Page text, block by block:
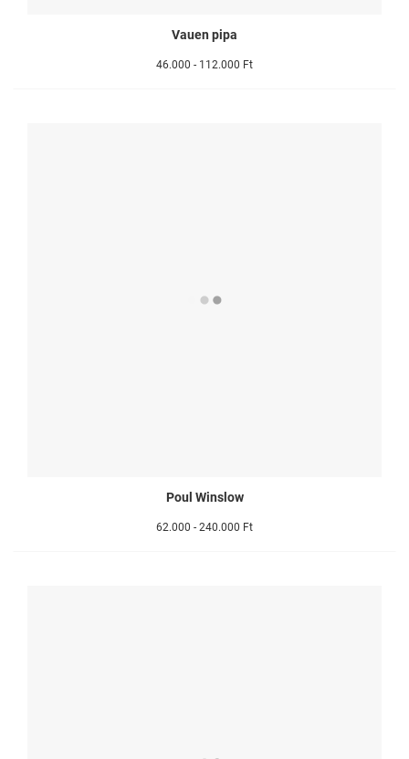
Vauen pipa
46.000 - 112.000 Ft
Poul Winslow
62.000 - 240.000 Ft